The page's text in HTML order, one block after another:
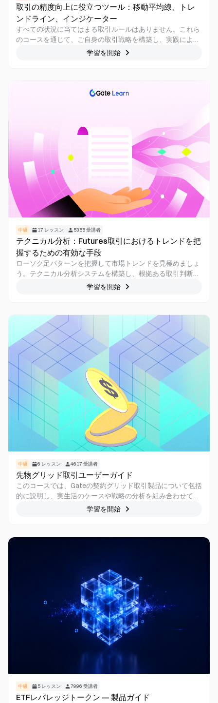
取引の精度向上に役立つツール：移動平均線、トレ
ンドライン、インジケーター
すべての状況に当てはまる取引ルールはありません。これら
のコースを通じて、ご自身の取引戦略を構築し、実践によっ
て検証・改善していくことが可能です。
学習を開始
中級 17 レッスン 5355受講者
テクニカル分析：Futures取引におけるトレンドを把
握するための有効な手段
ローソク足パターンを把握して市場トレンドを見極めましょ
う。テクニカル分析システムを構築し、根拠ある取引判断に
学習を開始
中級 6 レッスン 4617 受講者
先物グリッド取引ユーザーガイド
このコースでは、Gateの契約グリッド取引製品について包括
的に説明し、実生活のケースや戦略の分析を組み合わせて、
ユーザーが自動化された契約グリッド戦略を通じて変動の激
学習を開始
中級 5 レッスン 7996 受講者
ETFレバレッジトークン — 製品ガイド